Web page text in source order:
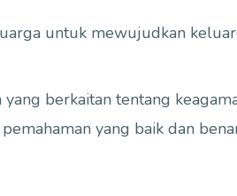
untuk mewujudkan
berkaitan tentang
yang baik dan